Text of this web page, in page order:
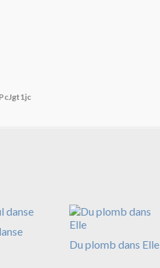
Du plomb dans Elle